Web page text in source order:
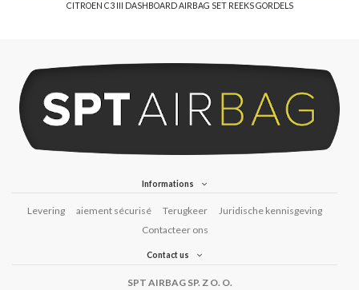
CITROEN C3 III DASHBOARD AIRBAG SET REEKS GORDELS
Informations
Levering aiement sécurisé Terugkeer
Juridische kennisgeving
Contacteer ons
Contact us
SPT AIRBAG SP. Z O. O.